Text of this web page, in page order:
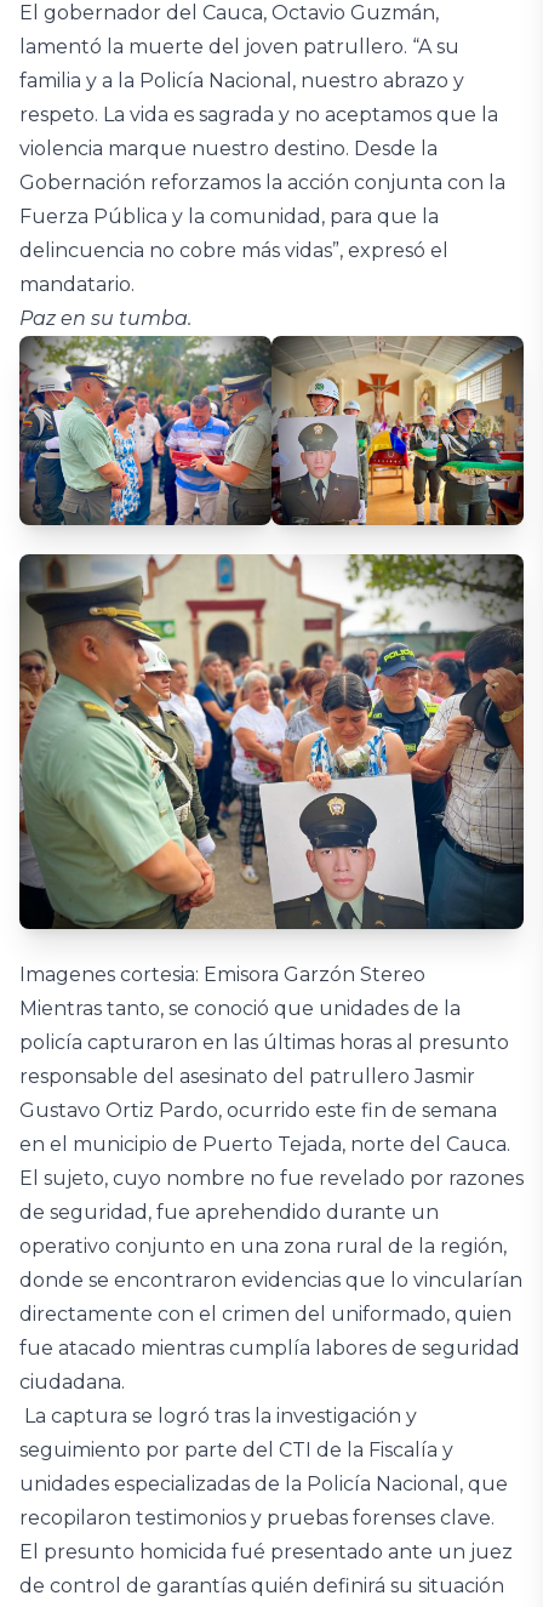
El gobernador del Cauca, Octavio Guzmán,
lamentó la muerte del joven patrullero. “A su
familia y a la Policía Nacional, nuestro abrazo y
respeto. La vida es sagrada y no aceptamos que la
violencia marque nuestro destino. Desde la
Gobernación reforzamos la acción conjunta con la
Fuerza Pública y la comunidad, para que la
delincuencia no cobre más vidas”, expresó el
mandatario.
Paz en su tumba.
Imagenes cortesia: Emisora Garzón Stereo
Mientras tanto, se conoció que unidades de la
policía capturaron en las últimas horas al presunto
responsable del asesinato del patrullero Jasmir
Gustavo Ortiz Pardo, ocurrido este fin de semana
en el municipio de Puerto Tejada, norte del Cauca.
El sujeto, cuyo nombre no fue revelado por razones
de seguridad, fue aprehendido durante un
operativo conjunto en una zona rural de la región,
donde se encontraron evidencias que lo vincularían
directamente con el crimen del uniformado, quien
fue atacado mientras cumplía labores de seguridad
ciudadana.
La captura se logró tras la investigación y
seguimiento por parte del CTI de la Fiscalía y
unidades especializadas de la Policía Nacional, que
recopilaron testimonios y pruebas forenses clave.
El presunto homicida fué presentado ante un juez
de control de garantías quién definirá su situación